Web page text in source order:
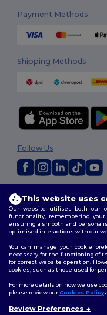
Payment Methods
Shipping Methods
Terms & Conditions
Policy|Site Map
Follow Us
This website uses
Our website utilises both our
functionality, remembering your
ensuring a smooth and
optimised interactions with our
You can manage your cookie
necessary for the functioning of
for correct website operation.
cookies, such as those used for
For more details on how we use
please review ourCookies Policy
Review Preferences